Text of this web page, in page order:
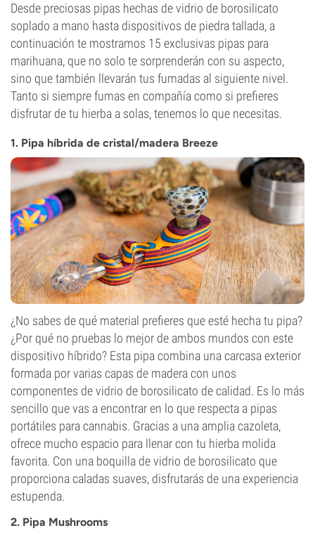
Desde preciosas pipas hechas de vidrio de borosilicato
soplado a mano hasta dispositivos de piedra tallada, a
continuación te mostramos 15 exclusivas pipas para
marihuana, que no solo te sorprenderán con su aspecto,
sino que también llevarán tus fumadas al siguiente nivel.
Tanto si siempre fumas en compañía como si prefieres
disfrutar de tu hierba a solas, tenemos lo que necesitas.
1. Pipa híbrida de cristal/madera Breeze
¿No sabes de qué material prefieres que esté hecha tu pipa?
¿Por qué no pruebas lo mejor de ambos mundos con este
dispositivo híbrido? Esta pipa combina una carcasa exterior
formada por varias capas de madera con unos
componentes de vidrio de borosilicato de calidad. Es lo más
sencillo que vas a encontrar en lo que respecta a pipas
portátiles para cannabis. Gracias a una amplia cazoleta,
ofrece mucho espacio para llenar con tu hierba molida
favorita. Con una boquilla de vidrio de borosilicato que
proporciona caladas suaves, disfrutarás de una experiencia
estupenda.
2. Pipa Mushrooms